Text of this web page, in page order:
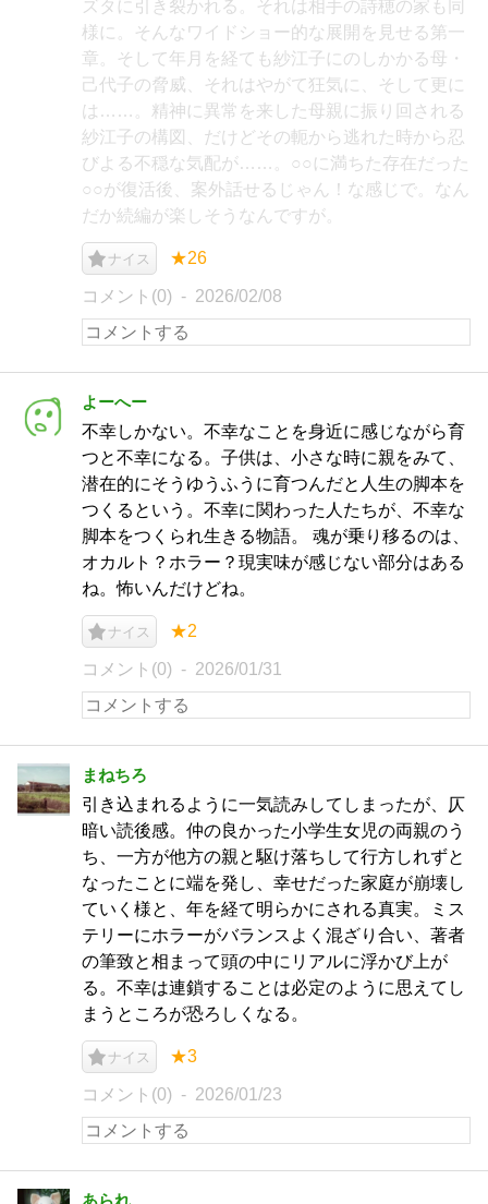
ズタに引き裂かれる。それは相手の詩穂の家も同
様に。そんなワイドショー的な展開を見せる第一
章。そして年月を経ても紗江子にのしかかる母・
己代子の脅威、それはやがて狂気に、そして更に
は……。精神に異常を来した母親に振り回される
紗江子の構図、だけどその軛から逃れた時から忍
びよる不穏な気配が……。○○に満ちた存在だった
○○が復活後、案外話せるじゃん！な感じで。なん
だか続編が楽しそうなんですが。
ナイス ★26
コメント(0) 2026/02/08
よーへー
不幸しかない。不幸なことを身近に感じながら育
つと不幸になる。子供は、小さな時に親をみて、
潜在的にそうゆうふうに育つんだと人生の脚本を
つくるという。不幸に関わった人たちが、不幸な
脚本をつくられ生きる物語。 魂が乗り移るのは、
オカルト？ホラー？現実味が感じない部分はある
ね。怖いんだけどね。
ナイス ★2
コメント(0) 2026/01/31
まねちろ
引き込まれるように一気読みしてしまったが、仄
暗い読後感。仲の良かった小学生女児の両親のう
ち、一方が他方の親と駆け落ちして行方しれずと
なったことに端を発し、幸せだった家庭が崩壊し
ていく様と、年を経て明らかにされる真実。ミス
テリーにホラーがバランスよく混ざり合い、著者
の筆致と相まって頭の中にリアルに浮かび上が
る。不幸は連鎖することは必定のように思えてし
まうところが恐ろしくなる。
ナイス ★3
コメント(0) 2026/01/23
あられ